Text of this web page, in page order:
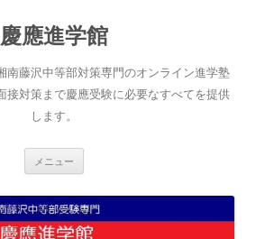
慶應進学館
南藤沢中等部対策専門のオンライン進学塾
接対策まで慶應受験に必要なすべてを提供
します。
メニュー